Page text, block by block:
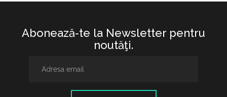
Abonează-te la Newsletter pentru
noutăţi.